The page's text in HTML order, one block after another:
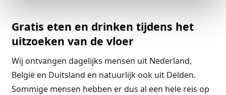
Gratis eten en drinken tijdens het
uitzoeken van de vloer
Wij ontvangen dagelijks mensen uit Nederland,
België en Duitsland en natuurlijk ook uit Delden.
Sommige mensen hebben er dus al een hele reis op